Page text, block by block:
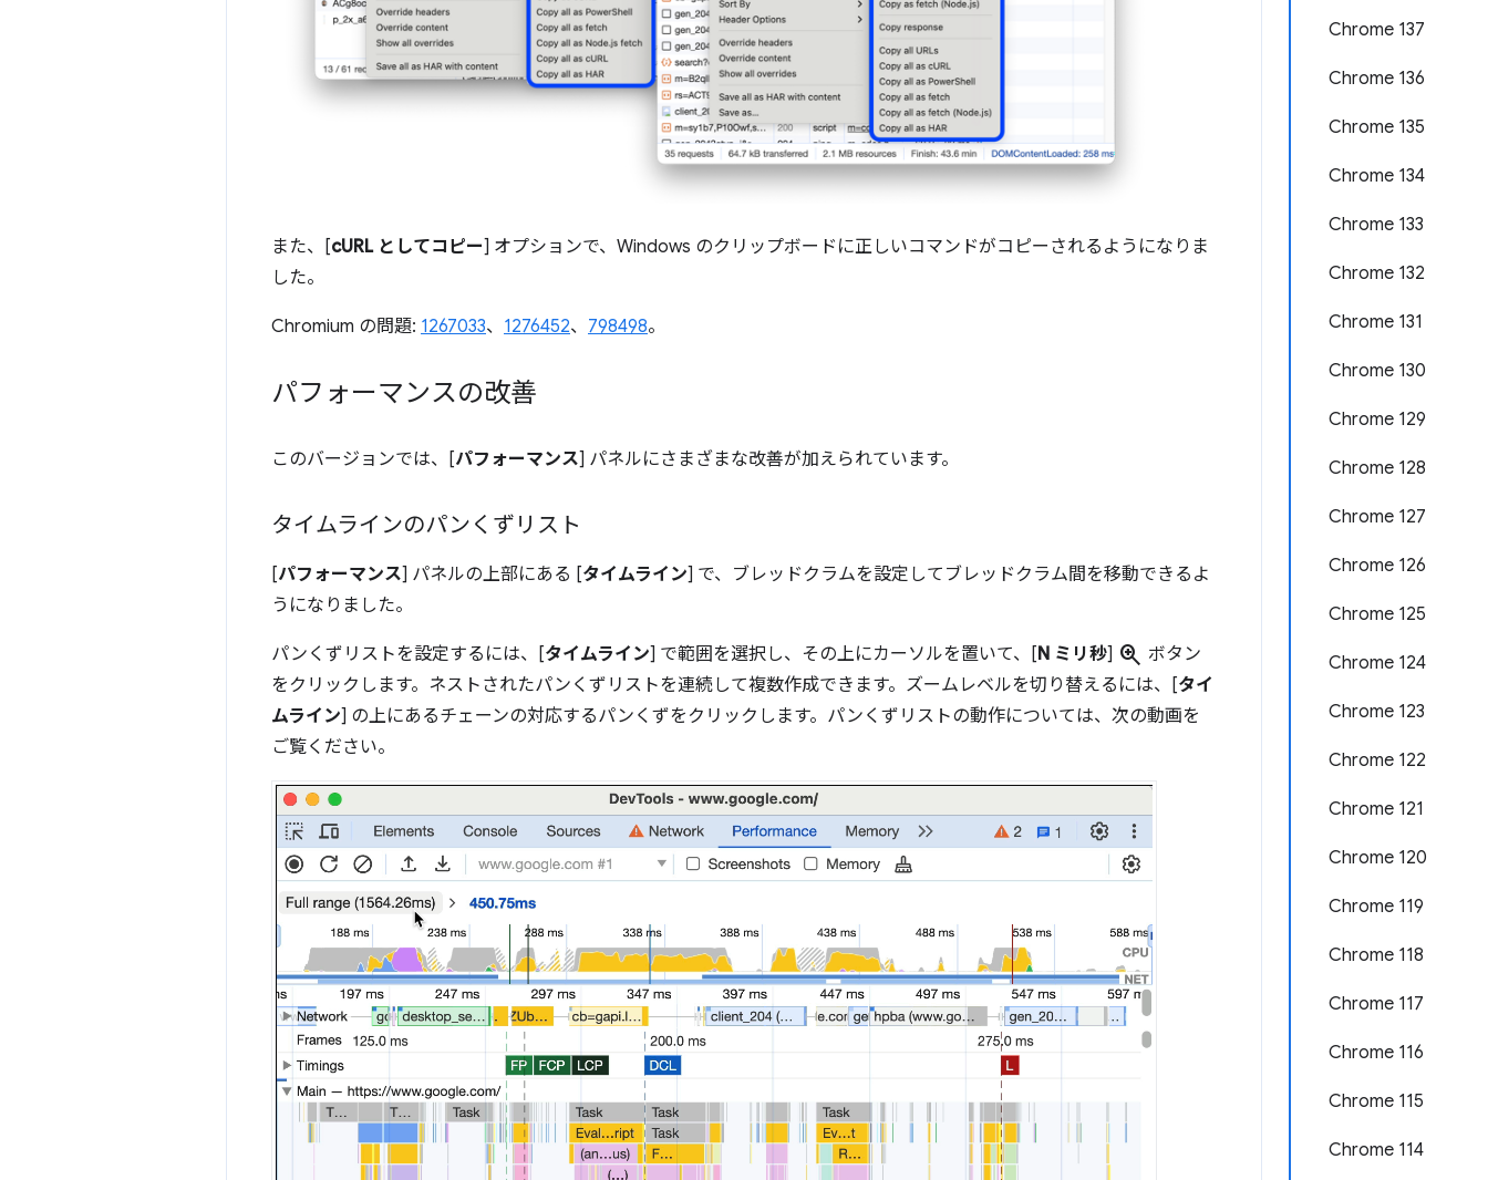
Chrome 137
Chrome 136
Chrome 135
Chrome 134
Chrome 133
Chrome 132
Chrome 131
Chrome 130
Chrome 129
Chrome 128
Chrome 127
Chrome 126
Chrome 125
Chrome 124
Chrome 123
Chrome 122
Chrome 121
Chrome 120
Chrome 119
Chrome 118
Chrome 117
Chrome 116
Chrome 115
Chrome 114
また、[cURL としてコピー] オプションで、Windows のクリップボードに正しいコマンドがコピーされるようになりま
した。
Chromium の問題: 1267033、 1276452、 798498。
パフォーマンスの改善
このバージョンでは、[パフォーマンス] パネルにさまざまな改善が加えられています。
タイムラインのパンくずリスト
[パフォーマンス] パネルの上部にある [タイムライン] で、ブレッドクラムを設定してブレッドクラム間を移動できるよ
うになりました。
パンくずリストを設定するには、[タイムライン] で範囲を選択し、その上にカーソルを置いて、[N ミリ秒] zoom_in ボタン
をクリックします。ネストされたパンくずリストを連続して複数作成できます。ズームレベルを切り替えるには、[タイ
ムライン] の上にあるチェーンの対応するパンくずをクリックします。パンくずリストの動作については、次の動画を
ご覧ください。